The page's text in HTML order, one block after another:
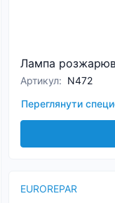
Лампа
Артикул: N472
Переглянути
EUROREPAR